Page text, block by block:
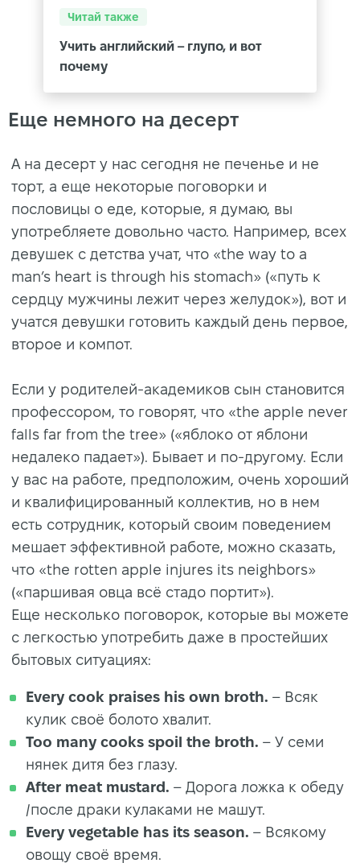
Читай также
Учить английский – глупо, и вот
почему
Еще немного на десерт
А на десерт у нас сегодня не печенье и не
торт, а еще некоторые поговорки и
пословицы о еде, которые, я думаю, вы
употребляете довольно часто. Например, всех
девушек с детства учат, что «the way to a
man’s heart is through his stomach» («путь к
сердцу мужчины лежит через желудок»), вот и
учатся девушки готовить каждый день первое,
второе и компот.
Если у родителей-академиков сын становится
профессором, то говорят, что «the apple never
falls far from the tree» («яблоко от яблони
недалеко падает»). Бывает и по-другому. Если
у вас на работе, предположим, очень хороший
и квалифицированный коллектив, но в нем
есть сотрудник, который своим поведением
мешает эффективной работе, можно сказать,
что «the rotten apple injures its neighbors»
(«паршивая овца всё стадо портит»).
Еще несколько поговорок, которые вы можете
с легкостью употребить даже в простейших
бытовых ситуациях:
Every cook praises his own broth. – Всяк
кулик своё болото хвалит.
Too many cooks spoil the broth. – У семи
нянек дитя без глазу.
After meat mustard. – Дорога ложка к обеду
/после драки кулаками не машут.
Every vegetable has its season. – Всякому
овощу своё время.